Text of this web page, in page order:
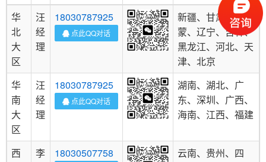
华
北
大
区
汪
经
理
18030787925
点此QQ对话
新疆、甘肃、内
蒙、辽宁、吉林、
黑龙江、河北、天
津、北京
华
南
大
区
汪
经
理
18030787925
点此QQ对话
湖南、湖北、广
东、深圳、广西、
海南、江西、福建
西
李
18030507758
云南、贵州、四